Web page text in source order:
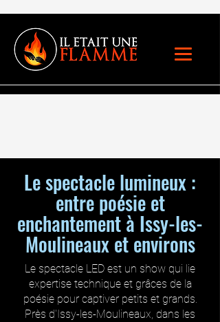
Le spectacle lumineux :
entre poésie et
enchantement à Issy-les-
Moulineaux et environs
Le spectacle LED est un show qui lie
expertise technique et grâces de la
poésie pour captiver petits et grands.
Près d'Issy-les-Moulineaux, dans les